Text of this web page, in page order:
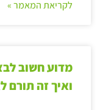
לקריאת המאמר »
מדוע חשוב
ואיך זה תורם